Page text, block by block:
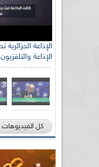
الإذاعة والتلفزيون
كل الفيديوهات